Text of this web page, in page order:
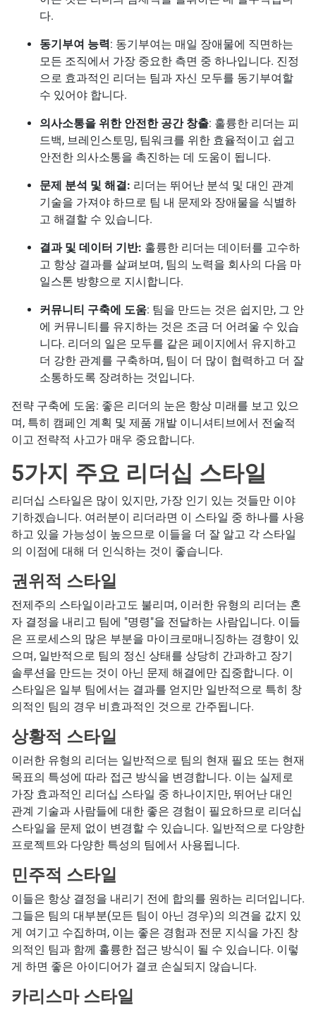
다.
동기부여 능력: 동기부여는 매일 장애물에 직면하는
모든 조직에서 가장 중요한 측면 중 하나입니다. 진정
으로 효과적인 리더는 팀과 자신 모두를 동기부여할
수 있어야 합니다.
의사소통을 위한 안전한 공간 창출: 훌륭한 리더는 피
드백, 브레인스토밍, 팀워크를 위한 효율적이고 쉽고
안전한 의사소통을 촉진하는 데 도움이 됩니다.
문제 분석 및 해결: 리더는 뛰어난 분석 및 대인 관계
기술을 가져야 하므로 팀 내 문제와 장애물을 식별하
고 해결할 수 있습니다.
결과 및 데이터 기반: 훌륭한 리더는 데이터를 고수하
고 항상 결과를 살펴보며, 팀의 노력을 회사의 다음 마
일스톤 방향으로 지시합니다.
커뮤니티 구축에 도움: 팀을 만드는 것은 쉽지만, 그 안
에 커뮤니티를 유지하는 것은 조금 더 어려울 수 있습
니다. 리더의 일은 모두를 같은 페이지에서 유지하고
더 강한 관계를 구축하며, 팀이 더 많이 협력하고 더 잘
소통하도록 장려하는 것입니다.
전략 구축에 도움: 좋은 리더의 눈은 항상 미래를 보고 있으
며, 특히 캠페인 계획 및 제품 개발 이니셔티브에서 전술적
이고 전략적 사고가 매우 중요합니다.
5가지 주요 리더십 스타일
리더십 스타일은 많이 있지만, 가장 인기 있는 것들만 이야
기하겠습니다. 여러분이 리더라면 이 스타일 중 하나를 사용
하고 있을 가능성이 높으므로 이들을 더 잘 알고 각 스타일
의 이점에 대해 더 인식하는 것이 좋습니다.
권위적 스타일
전제주의 스타일이라고도 불리며, 이러한 유형의 리더는 혼
자 결정을 내리고 팀에 "명령"을 전달하는 사람입니다. 이들
은 프로세스의 많은 부분을 마이크로매니징하는 경향이 있
으며, 일반적으로 팀의 정신 상태를 상당히 간과하고 장기
솔루션을 만드는 것이 아닌 문제 해결에만 집중합니다. 이
스타일은 일부 팀에서는 결과를 얻지만 일반적으로 특히 창
의적인 팀의 경우 비효과적인 것으로 간주됩니다.
상황적 스타일
이러한 유형의 리더는 일반적으로 팀의 현재 필요 또는 현재
목표의 특성에 따라 접근 방식을 변경합니다. 이는 실제로
가장 효과적인 리더십 스타일 중 하나이지만, 뛰어난 대인
관계 기술과 사람들에 대한 좋은 경험이 필요하므로 리더십
스타일을 문제 없이 변경할 수 있습니다. 일반적으로 다양한
프로젝트와 다양한 특성의 팀에서 사용됩니다.
민주적 스타일
이들은 항상 결정을 내리기 전에 합의를 원하는 리더입니다.
그들은 팀의 대부분(모든 팀이 아닌 경우)의 의견을 값지 있
게 여기고 수집하며, 이는 좋은 경험과 전문 지식을 가진 창
의적인 팀과 함께 훌륭한 접근 방식이 될 수 있습니다. 이렇
게 하면 좋은 아이디어가 결코 손실되지 않습니다.
카리스마 스타일